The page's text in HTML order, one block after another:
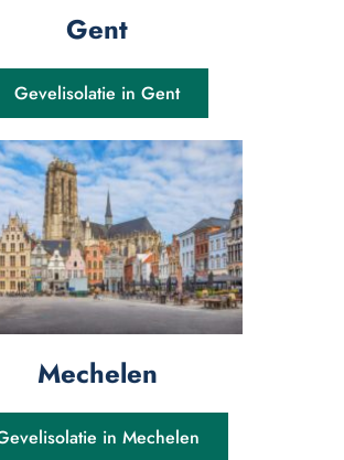
Gent
Gevelisolatie in Gent
Mechelen
in Mechelen